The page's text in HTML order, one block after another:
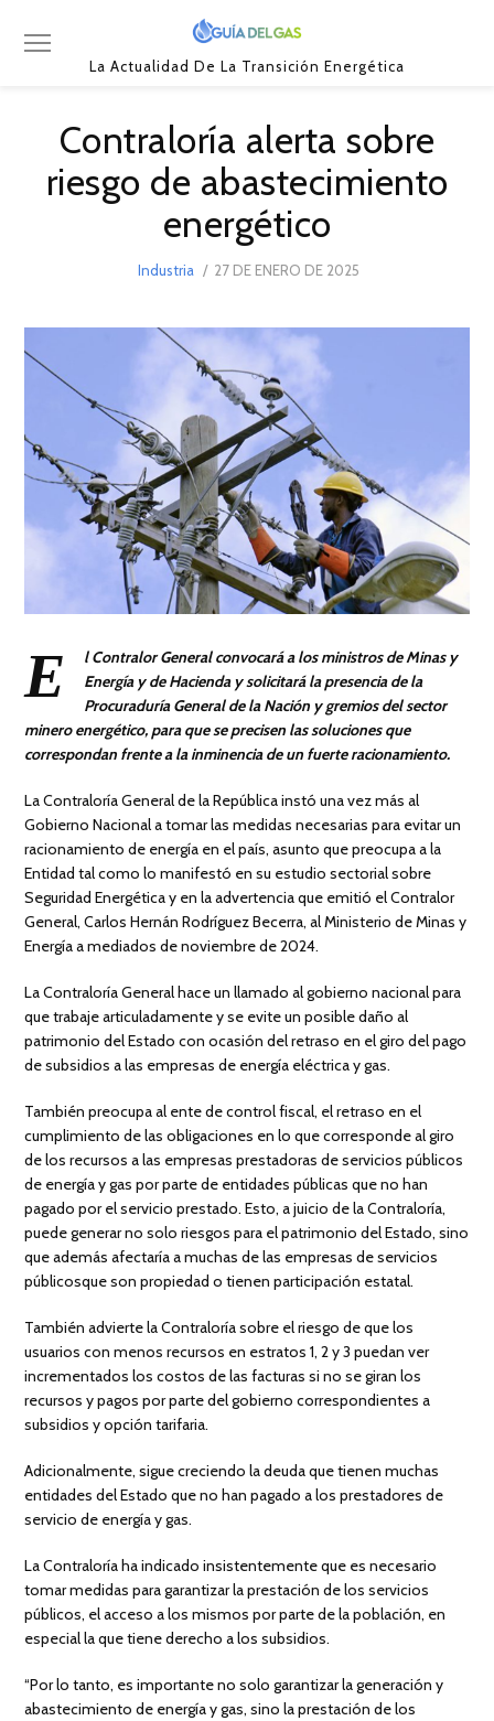
La Actualidad De La Transición Energética
Contraloría alerta sobre
riesgo de abastecimiento
energético
Industria
POSTED
27 DE ENERO DE 2025
E
l Contralor General convocará a los ministros de Minas y
Energía y de Hacienda y solicitará la presencia de la
Procuraduría General de la Nación y gremios del sector
minero energético, para que se precisen las soluciones que
correspondan frente a la inminencia de un fuerte racionamiento.
La Contraloría General de la República instó una vez más al
Gobierno Nacional a tomar las medidas necesarias para evitar un
racionamiento de energía en el país, asunto que preocupa a la
Entidad tal como lo manifestó en su estudio sectorial sobre
Seguridad Energética y en la advertencia que emitió el Contralor
General, Carlos Hernán Rodríguez Becerra, al Ministerio de Minas y
Energía a mediados de noviembre de 2024.
La Contraloría General hace un llamado al gobierno nacional para
que trabaje articuladamente y se evite un posible daño al
patrimonio del Estado con ocasión del retraso en el giro del pago
de subsidios a las empresas de energía eléctrica y gas.
También preocupa al ente de control fiscal, el retraso en el
cumplimiento de las obligaciones en lo que corresponde al giro
de los recursos a las empresas prestadoras de servicios públicos
de energía y gas por parte de entidades públicas que no han
pagado por el servicio prestado. Esto, a juicio de la Contraloría,
puede generar no solo riesgos para el patrimonio del Estado, sino
que además afectaría a muchas de las empresas de servicios
públicosque son propiedad o tienen participación estatal.
También advierte la Contraloría sobre el riesgo de que los
usuarios con menos recursos en estratos 1, 2 y 3 puedan ver
incrementados los costos de las facturas si no se giran los
recursos y pagos por parte del gobierno correspondientes a
subsidios y opción tarifaria.
Adicionalmente, sigue creciendo la deuda que tienen muchas
entidades del Estado que no han pagado a los prestadores de
servicio de energía y gas.
La Contraloría ha indicado insistentemente que es necesario
tomar medidas para garantizar la prestación de los servicios
públicos, el acceso a los mismos por parte de la población, en
especial la que tiene derecho a los subsidios.
“Por lo tanto, es importante no solo garantizar la generación y
abastecimiento de energía y gas, sino la prestación de los